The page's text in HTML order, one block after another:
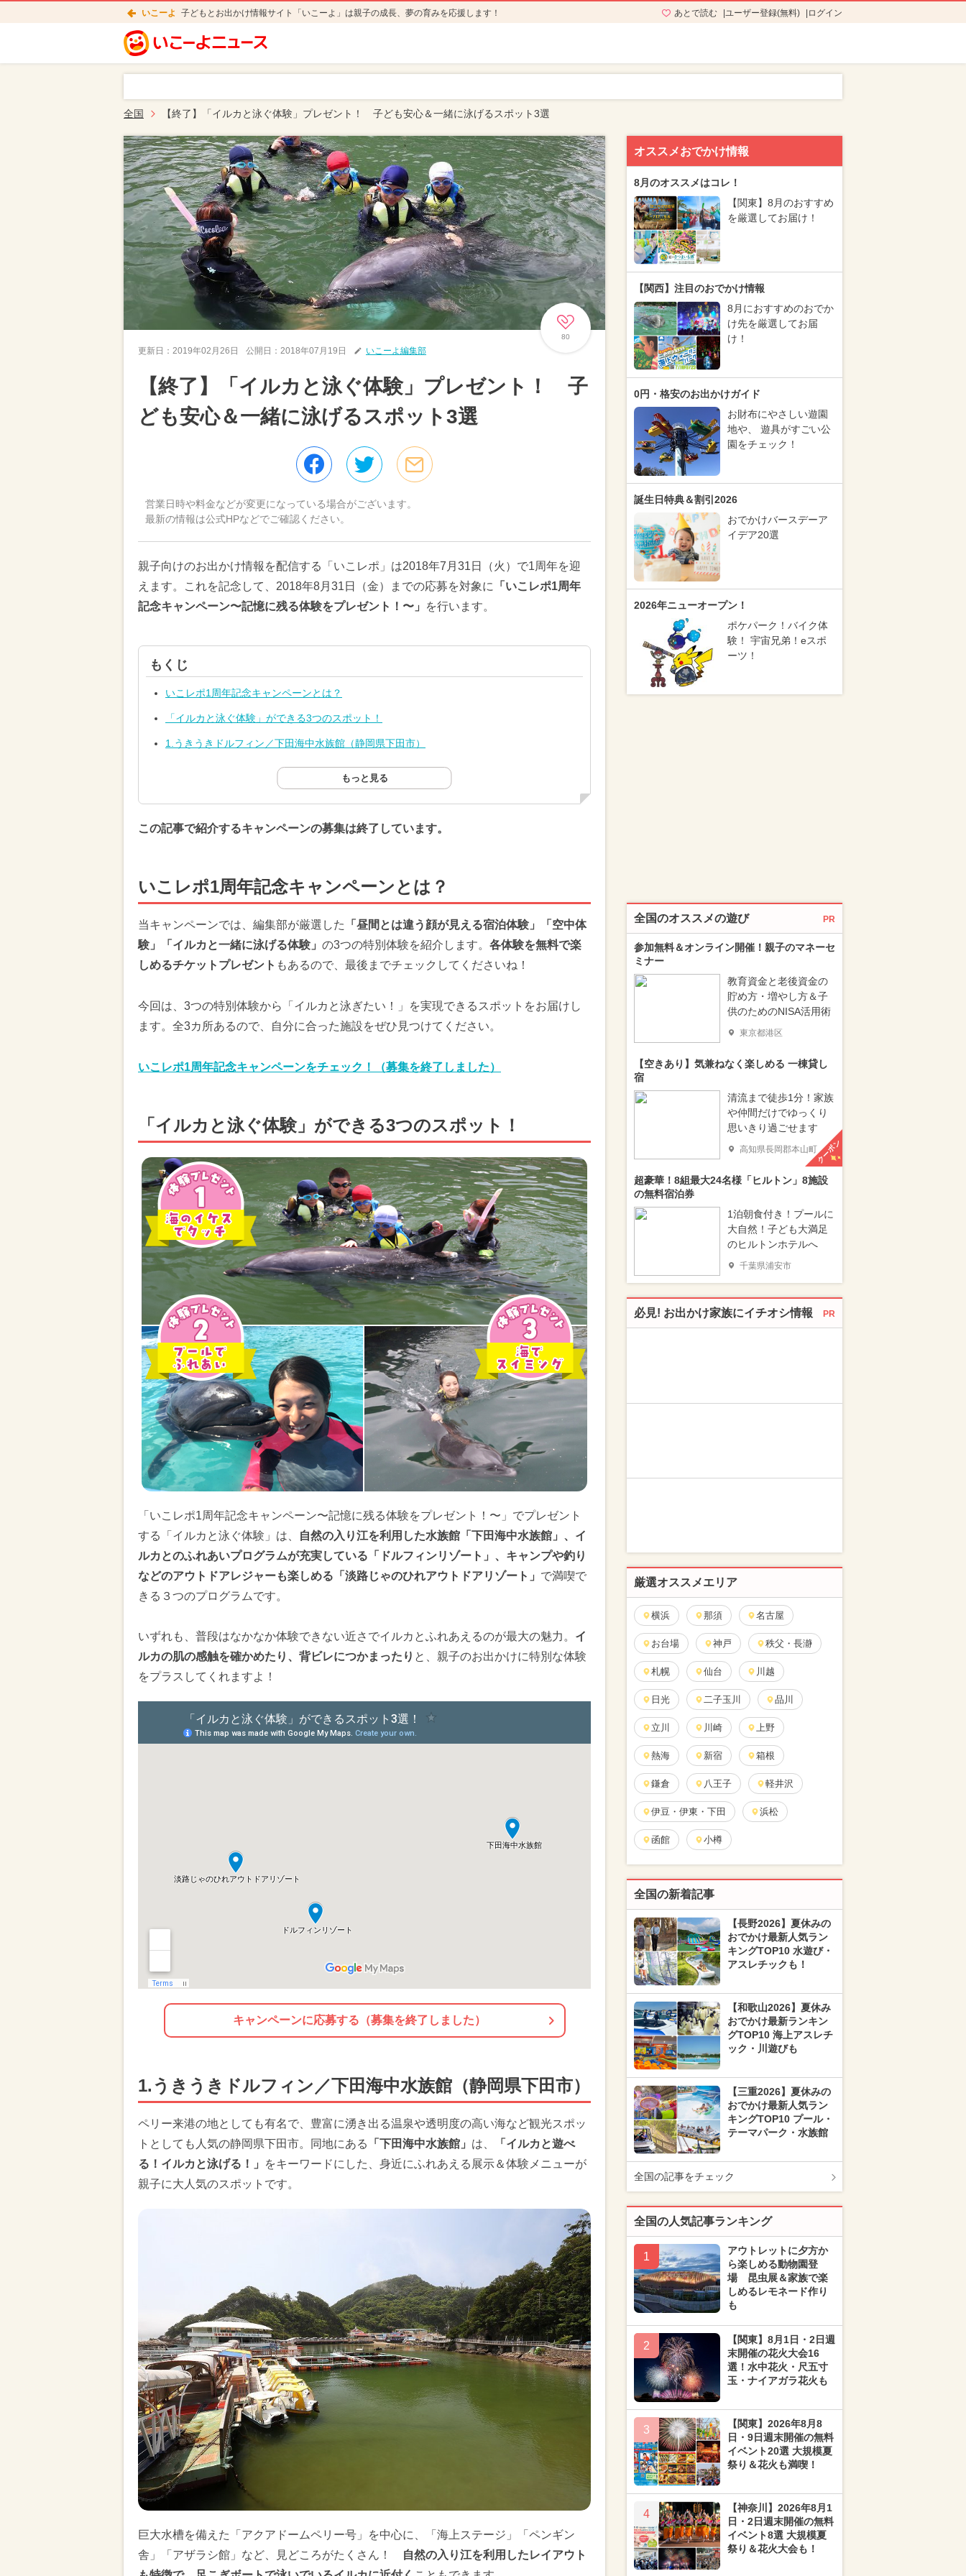
いこーよ 子どもとお出かけ情報サイト「いこーよ」は親子の成長、夢の育みを応援します！ あとで読む ユーザー登録(無料) ログイン
全国 【終了】「イルカと泳ぐ体験」プレゼント！ 子ども安心＆一緒に泳げるスポット3選
80
更新日： 2019年02月26日 公開日： 2018年07月19日 いこーよ編集部
【終了】「イルカと泳ぐ体験」プレゼント！ 子
ども安心＆一緒に泳げるスポット3選
営業日時や料金などが変更になっている場合がございます。
最新の情報は公式HPなどでご確認ください。
親子向けのお出かけ情報を配信する「いこレポ」は2018年7月31日（火）で1周年を迎
えます。これを記念して、2018年8月31日（金）までの応募を対象に
「いこレポ1周年
記念キャンペーン〜記憶に残る体験をプレゼント！〜」
を行います。
もくじ
いこレポ1周年記念キャンペーンとは？
「イルカと泳ぐ体験」ができる3つのスポット！
1.うきうきドルフィン／下田海中水族館（静岡県下田市）
もっと見る
この記事で紹介するキャンペーンの募集は終了しています。
いこレポ1周年記念キャンペーンとは？
当キャンペーンでは、編集部が厳選した
「昼間とは違う顔が見える宿泊体験」「空中体
験」「イルカと一緒に泳げる体験」 の3つの特別体験を紹介します。 各体験を無料で楽
しめるチケットプレゼント もあるので、最後までチェックしてくださいね！
今回は、3つの特別体験から「イルカと泳ぎたい！」を実現できるスポットをお届けし
ます。全3カ所あるので、自分に合った施設をぜひ見つけてください。
いこレポ1周年記念キャンペーンをチェック！（募集を終了しました）
「イルカと泳ぐ体験」ができる3つのスポット！
「いこレポ1周年記念キャンペーン〜記憶に残る体験をプレゼント！〜」でプレゼント
する「イルカと泳ぐ体験」は、
自然の入り江を利用した水族館「下田海中水族館」、イ
ルカとのふれあいプログラムが充実している「ドルフィンリゾート」、キャンプや釣り
などのアウトドアレジャーも楽しめる「淡路じゃのひれアウトドアリゾート」 で満喫で
きる３つのプログラムです。
いずれも、普段はなかなか体験できない近さでイルカとふれあえるのが最大の魅力。 イ
ルカの肌の感触を確かめたり、背ビレにつかまったり と、親子のお出かけに特別な体験
をプラスしてくれますよ！
キャンペーンに応募する（募集を終了しました）
1.うきうきドルフィン／下田海中水族館（静岡県下田市）
ペリー来港の地としても有名で、豊富に湧き出る温泉や透明度の高い海など観光スポッ
トとしても人気の静岡県下田市。同地にある
「下田海中水族館」 は、
「イルカと遊べ
る！イルカと泳げる！」
をキーワードにした、身近にふれあえる展示＆体験メニューが
親子に大人気のスポットです。
巨大水槽を備えた「アクアドームペリー号」を中心に、「海上ステージ」「ペンギン
舎」「アザラシ館」など、見どころがたくさん！
自然の入り江を利用したレイアウト
オススメおでかけ情報
8月のオススメはコレ！
【関東】8月のおすすめ
を厳選してお届け！
【関西】注目のおでかけ情報
8月におすすめのおでか
け先を厳選してお届
け！
0円・格安のお出かけガイド
お財布にやさしい遊園
地や、 遊具がすごい公
園をチェック！
誕生日特典＆割引2026
おでかけバースデーア
イデア20選
2026年ニューオープン！
ポケパーク！バイク体
験！ 宇宙兄弟！eスポ
ーツ！
全国のオススメの遊び PR
参加無料＆オンライン開催！親子のマネーセ
ミナー
教育資金と老後資金の
貯め方・増やし方＆子
供のためのNISA活用術
東京都港区
【空きあり】気兼ねなく楽しめる 一棟貸し
宿
清流まで徒歩1分！家族
や仲間だけでゆっくり
思いきり過ごせます
高知県長岡郡本山町クーポン
超豪華！8組最大24名様「ヒルトン」8施設
の無料宿泊券
1泊朝食付き！プールに
大自然！子ども大満足
のヒルトンホテルへ
千葉県浦安市
必見! お出かけ家族にイチオシ情報 PR
厳選オススメエリア
横浜 那須 名古屋
お台場 神戸 秩父・長瀞
札幌 仙台 川越
日光 二子玉川 品川
立川 川崎 上野
熱海 新宿 箱根
鎌倉 八王子 軽井沢
伊豆・伊東・下田 浜松
函館 小樽
全国の新着記事
【長野2026】夏休みの
おでかけ最新人気ラン
キングTOP10 水遊び・
アスレチックも！
【和歌山2026】夏休み
おでかけ最新ランキン
グTOP10 海上アスレチ
ック・川遊びも
【三重2026】夏休みの
おでかけ最新人気ラン
キングTOP10 プール・
テーマパーク・水族館
全国の記事をチェック
全国の人気記事ランキング
1
アウトレットに夕方か
ら楽しめる動物園登
場 昆虫展＆家族で楽
しめるレモネード作り
も
2
【関東】8月1日・2日週
末開催の花火大会16
選！水中花火・尺五寸
玉・ナイアガラ花火も
3
【関東】2026年8月8
日・9日週末開催の無料
イベント20選 大規模夏
祭り＆花火も満喫！
4
【神奈川】2026年8月1
日・2日週末開催の無料
イベント8選 大規模夏
祭り＆花火大会も！